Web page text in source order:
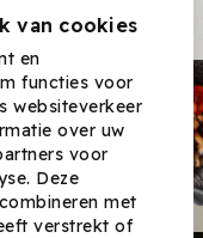
van cookies
en
functies voor
websiteverkeer
over uw
voor
Deze
met
verstrekt of